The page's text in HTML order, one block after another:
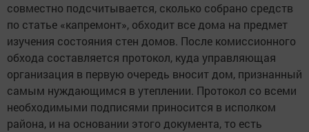
совместно подсчитывается, сколько собрано средств
по статье «капремонт», обходит все дома на предмет
изучения состояния стен домов. После комиссионного
обхода составляется протокол, куда управляющая
организация в первую очередь вносит дом, признанный
самым нуждающимся в утеплении. Протокол со всеми
необходимыми подписями приносится в исполком
района, и на основании этого документа, то есть